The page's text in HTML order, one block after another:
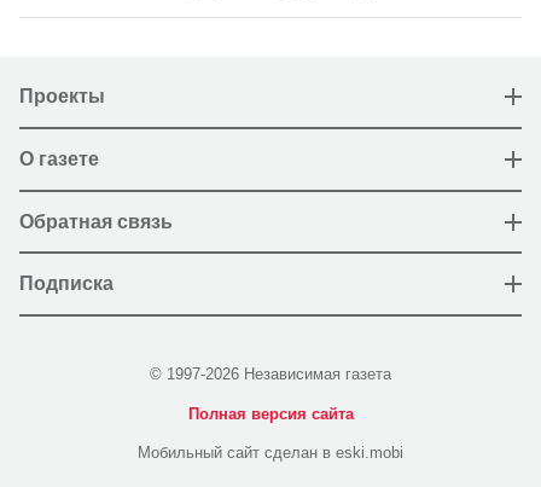
Проекты
О газете
Обратная связь
Подписка
© 1997-2026 Независимая газета
Полная версия сайта
Мобильный сайт сделан в eski.mobi